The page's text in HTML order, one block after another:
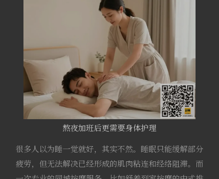
熬夜加班后更需要身体护理
很多人以为睡一觉就好，其实不然。睡眠只能缓解部分
疲劳，但无法解决已经形成的肌肉粘连和经络阻滞。而